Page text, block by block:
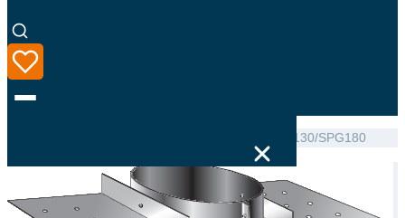
Taal
Burgerhout Roof support DP130/SPG180